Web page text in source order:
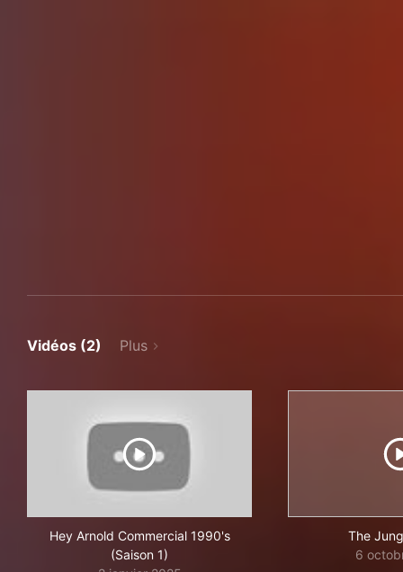
Vidéos (2) Plus
Hey Arnold Commercial 1990's
(Saison 1)
The
6